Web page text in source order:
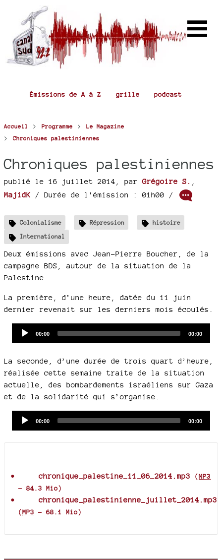
Émissions de A à Z grille podcast
Accueil > Programme > Le Magazine
> Chroniques palestiniennes
Chroniques palestiniennes
publié le 16 juillet 2014 parGrégoire S.
MajidK
/ Durée de l'émission : 01h00 /
Colonialisme Répression
histoire
International
Deux émissions avec Jean-Pierre Boucher, de la
campagne BDS, autour de la situation de la
Palestine.
La première, d’une heure, datée du 11 juin
dernier revenait sur les derniers mois écoulés.
Current
00:00
Total
00:00
La seconde, d’une durée de trois quart d’heure,
réalisée cette semaine traite de la situation
actuelle, des bombardements israéliens sur Gaza
et de la solidarité qui s’organise.
Current
00:00
Total
00:00
chronique_palestine_11_06_2014.mp3 (MP3
- 84.3 Mio)
chronique_palestinienne_juillet_2014.mp3
(MP3 - 68.1 Mio)